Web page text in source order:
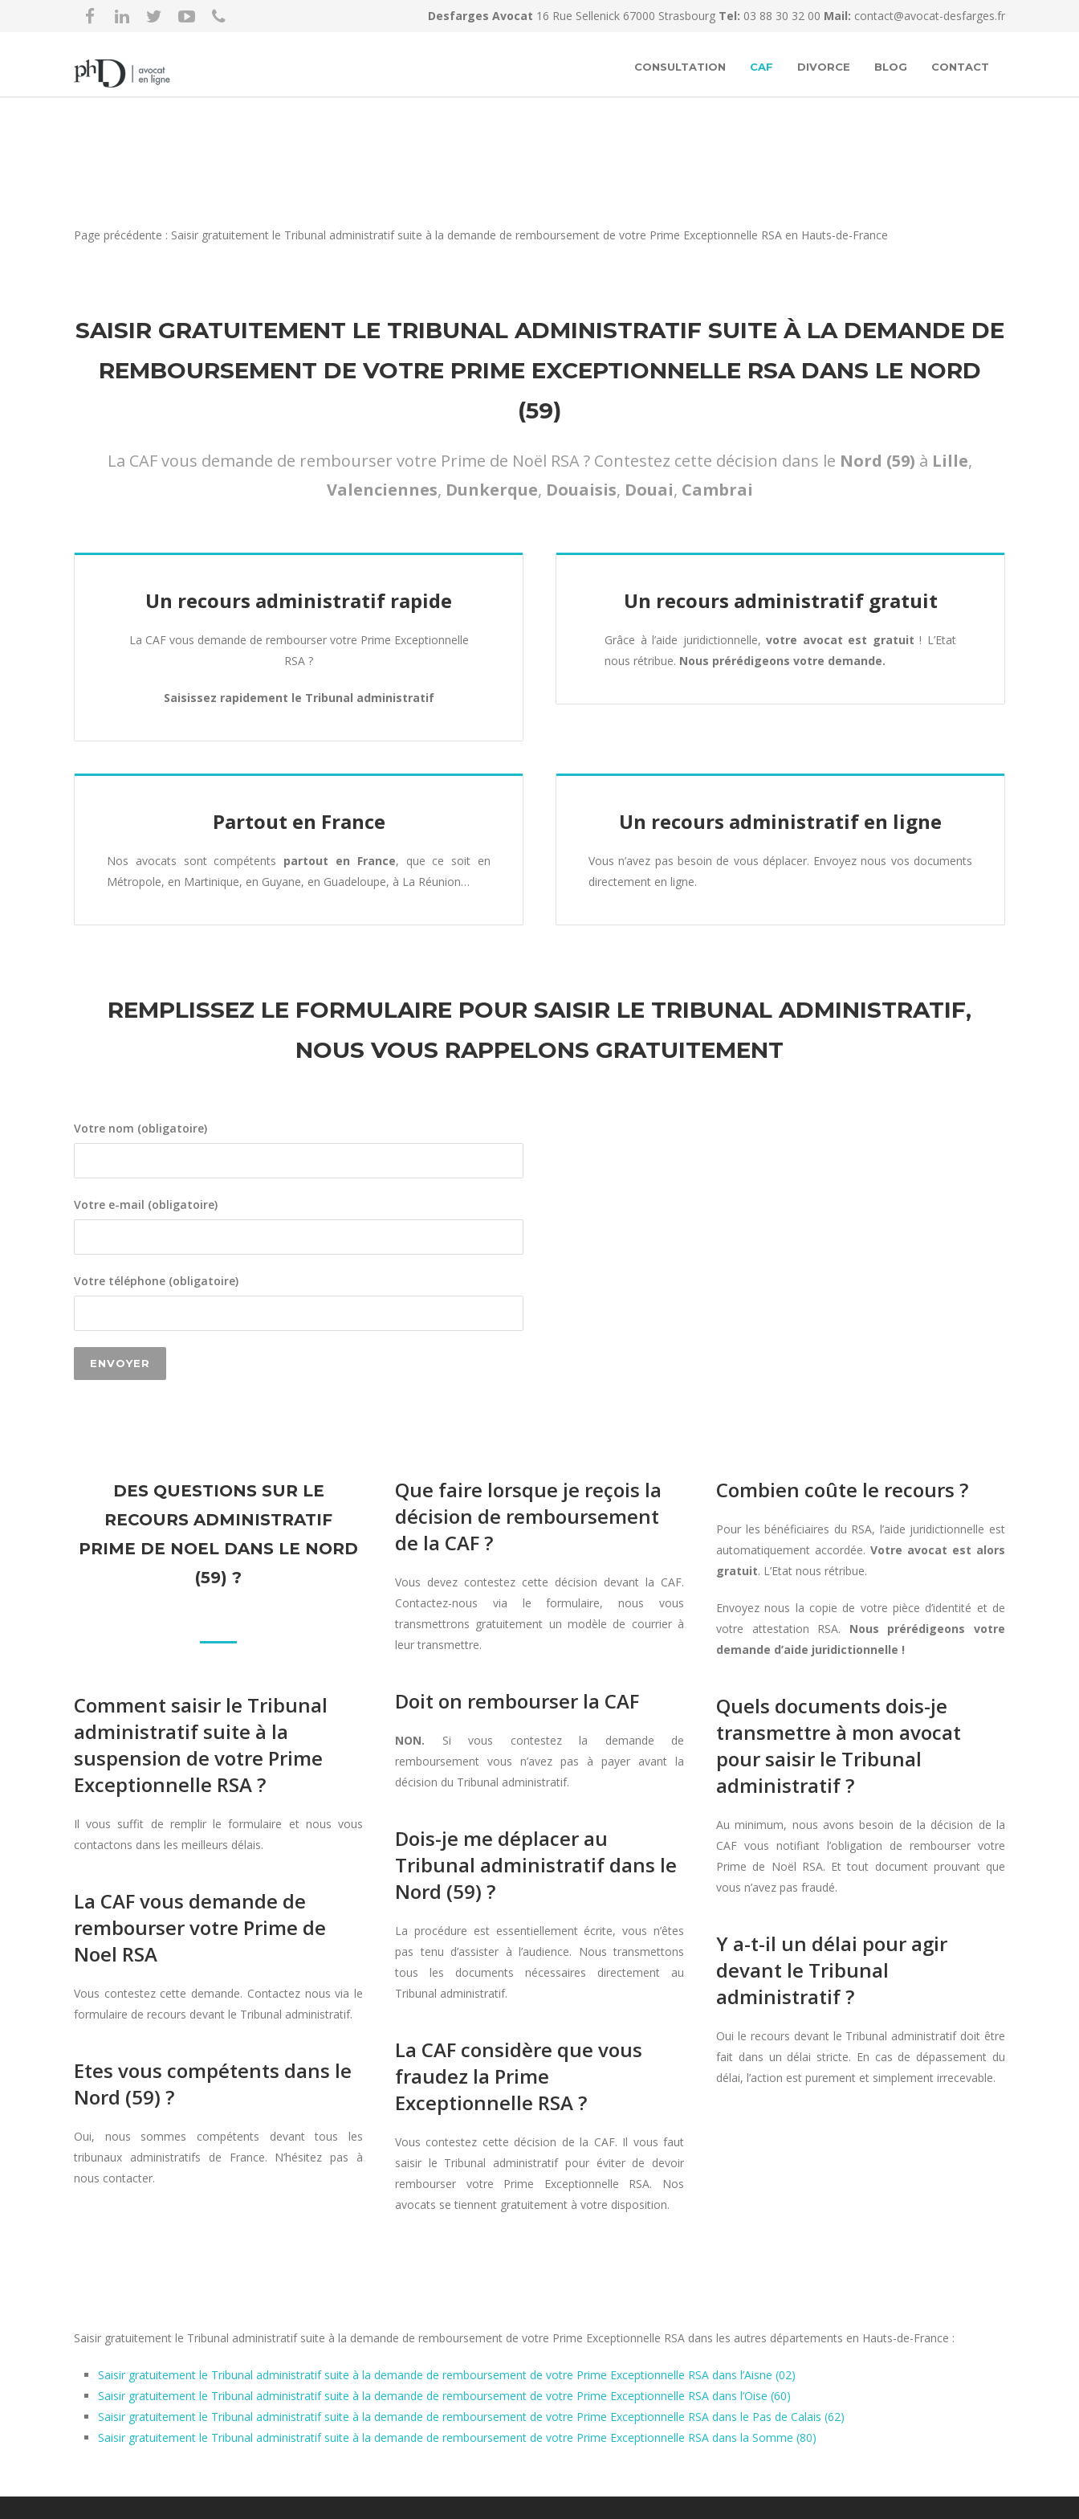
Desfarges Avocat 16 Rue Sellenick 67000 Strasbourg Tel: 03 88 30 32 00 Mail: contact@avocat-desfarges.fr
CONSULTATION CAF DIVORCE BLOG CONTACT
Page précédente : Saisir gratuitement le Tribunal administratif suite à la demande de remboursement de votre Prime Exceptionnelle RSA en Hauts-de-France
SAISIR GRATUITEMENT LE TRIBUNAL ADMINISTRATIF SUITE À LA DEMANDE DE
REMBOURSEMENT DE VOTRE PRIME EXCEPTIONNELLE RSA DANS LE NORD
(59)
La CAF vous demande de rembourser votre Prime de Noël RSA ? Contestez cette décision dans le Nord (59) à Lille,
Valenciennes, Dunkerque, Douaisis, Douai, Cambrai
Un recours administratif rapide
La CAF vous demande de rembourser votre Prime Exceptionnelle
RSA ?
Saisissez rapidement le Tribunal administratif
Un recours administratif gratuit
Grâce à l’aide juridictionnelle,votre avocat est gratuit ! L’Etat
nous rétribue. Nous prérédigeons votre demande.
Partout en France
Nos avocats sont compétents partout en France, que ce soit en
Métropole, en Martinique, en Guyane, en Guadeloupe, à La Réunion…
Un recours administratif en ligne
Vous n’avez pas besoin de vous déplacer. Envoyez nous vos documents
directement en ligne.
REMPLISSEZ LE FORMULAIRE POUR SAISIR LE TRIBUNAL ADMINISTRATIF,
NOUS VOUS RAPPELONS GRATUITEMENT
Votre nom (obligatoire)
Votre e-mail (obligatoire)
Votre téléphone (obligatoire)
DES QUESTIONS SUR LE
RECOURS ADMINISTRATIF
PRIME DE NOEL DANS LE NORD
(59) ?
Comment saisir le Tribunal
administratif suite à la
suspension de votre Prime
Exceptionnelle RSA ?
Il vous suffit de remplir le formulaire et nous vous
contactons dans les meilleurs délais.
La CAF vous demande de
rembourser votre Prime de
Noel RSA
Vous contestez cette demande. Contactez nous via le
formulaire de recours devant le Tribunal administratif.
Etes vous compétents dans le
Nord (59) ?
Oui, nous sommes compétents devant tous les
tribunaux administratifs de France. N’hésitez pas à
nous contacter.
Que faire lorsque je reçois la
décision de remboursement
de la CAF ?
Vous devez contestez cette décision devant la CAF.
Contactez-nous via le formulaire, nous vous
transmettrons gratuitement un modèle de courrier à
leur transmettre.
Doit on rembourser la CAF
NON. Si vous contestez la demande de
remboursement vous n’avez pas à payer avant la
décision du Tribunal administratif.
Dois-je me déplacer au
Tribunal administratif dans le
Nord (59) ?
La procédure est essentiellement écrite, vous n’êtes
pas tenu d’assister à l’audience. Nous transmettons
tous les documents nécessaires directement au
Tribunal administratif.
La CAF considère que vous
fraudez la Prime
Exceptionnelle RSA ?
Vous contestez cette décision de la CAF. Il vous faut
saisir le Tribunal administratif pour éviter de devoir
rembourser votre Prime Exceptionnelle RSA. Nos
avocats se tiennent gratuitement à votre disposition.
Combien coûte le recours ?
Pour les bénéficiaires du RSA, l’aide juridictionnelle est
automatiquement accordée. Votre avocat est alors
gratuit. L’Etat nous rétribue.
Envoyez nous la copie de votre pièce d’identité et de
votre attestation RSA. Nous prérédigeons votre
demande d’aide juridictionnelle !
Quels documents dois-je
transmettre à mon avocat
pour saisir le Tribunal
administratif ?
Au minimum, nous avons besoin de la décision de la
CAF vous notifiant l’obligation de rembourser votre
Prime de Noël RSA. Et tout document prouvant que
vous n’avez pas fraudé.
Y a-t-il un délai pour agir
devant le Tribunal
administratif ?
Oui le recours devant le Tribunal administratif doit être
fait dans un délai stricte. En cas de dépassement du
délai, l’action est purement et simplement irrecevable.
Saisir gratuitement le Tribunal administratif suite à la demande de remboursement de votre Prime Exceptionnelle RSA dans les autres départements en Hauts-de-France :
Saisir gratuitement le Tribunal administratif suite à la demande de remboursement de votre Prime Exceptionnelle RSA dans l’Aisne (02)
Saisir gratuitement le Tribunal administratif suite à la demande de remboursement de votre Prime Exceptionnelle RSA dans l’Oise (60)
Saisir gratuitement le Tribunal administratif suite à la demande de remboursement de votre Prime Exceptionnelle RSA dans le Pas de Calais (62)
Saisir gratuitement le Tribunal administratif suite à la demande de remboursement de votre Prime Exceptionnelle RSA dans la Somme (80)